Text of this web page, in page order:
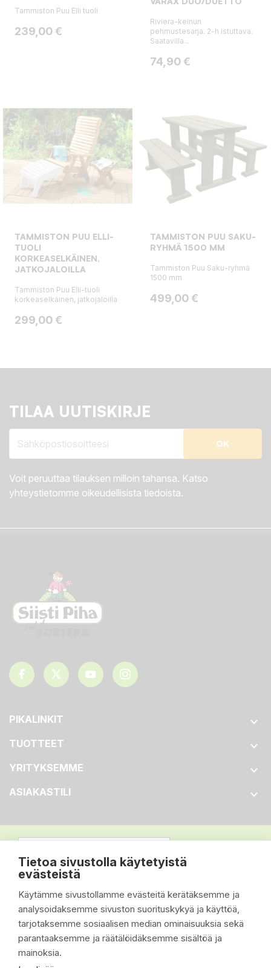
Tietoa sivustolla käytetyistä
evästeistä
Käytämme sivustollamme evästeitä kerätäksemme ja
analysoidaksemme sivuston suorituskykyä ja käyttöä,
tarjotaksemme sosiaalisen median ominaisuuksia sekä
parantaaksemme ja räätälöidäksemme sisältöä ja
mainoksia.
Tammiston Puu Elli tuoli
Hinta
239,00 €
Riviera-keinun
pehmustesarja. 2-h istuttava.
Saatavilla...
Hinta
74,90 €
TAMMISTON PUU ELLI-
TUOLI
KORKEASELKÄINEN,
JATKOJALOILLA
Tammiston Puu Elli-tuoli
korkeaselkäinen, jatkojaloilla
Hinta
299,00 €
TAMMISTON PUU SAKU-
RYHMÄ 1500 MM
Tammiston Puu Saku-ryhmä
1500 mm
Hinta
499,00 €
TILAA UUTISKIRJE
Voit peruuttaa tilauksen milloin tahansa. Katso
yhteystietomme oikeudellisista tiedoista.
PIKALINKIT 
TUOTTEET 
YRITYKSEMME 
ASIAKASTILI 